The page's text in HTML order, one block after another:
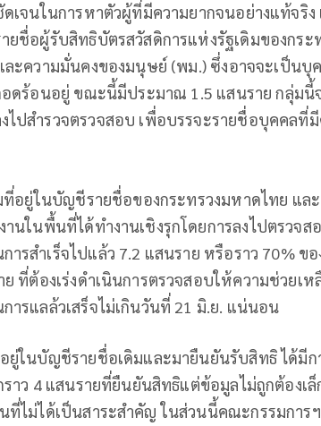
ดเจนในการหาตัวผู้ที่มีความยากจนอย่างแท้จริ
ยชื่อผู้รับสิทธิบัตรสวัสดิการแห่งรัฐเดิมของกร
ละความมั่นคงของมนุษย์ (พม.) ซึ่งอาจจะเป็น
อดร้อนอยู่ ขณะนี้มีประมาณ 1.5 แสนราย กลุ่มนี้
ไปสำรวจตรวจสอบ เพื่อบรรจะรายชื่อบุคคลที่
ที่อยู่ในบัญชีรายชื่อของกระทรวงมหาดไทย แ
านในพื้นที่ได้ทำงานเชิงรุกโดยการลงไปตรวจ
การสำเร็จไปแล้ว 7.2 แสนราย หรือราว 70%
ย ที่ต้องเร่งดำเนินการตรวจสอบให้ความช่วยเ
การแลล้วเสร็จไม่เกินวันที่ 21 มิ.ย. แน่นอน
ยู่ในบัญชีรายชื่อเดิมและมายืนยันรับสิทธิ ได้มี
ราว 4 แสนรายที่ยืนยันสิทธิแต่ข้อมูลไม่ถูกต้อง
ที่ไม่ได้เป็นสาระสำคัญ ในส่วนนี้คณะกรรมการ